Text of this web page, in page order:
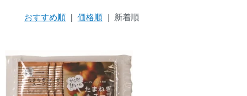
おすすめ順 | 価格順 | 新着順